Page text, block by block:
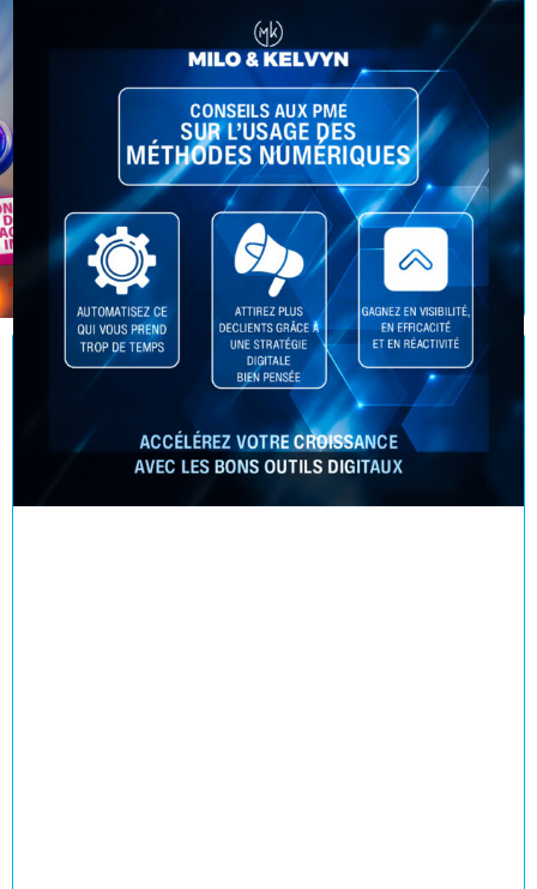
Réserver un rendez-vous
Conseils aux PME sur l’usage des
méthodes numériques